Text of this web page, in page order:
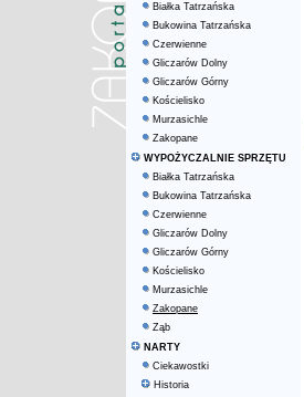
Białka Tatrzańska
Bukowina Tatrzańska
Czerwienne
Gliczarów Dolny
Gliczarów Górny
Kościelisko
Murzasichle
Zakopane
WYPOŻYCZALNIE SPRZĘTU
Białka Tatrzańska
Bukowina Tatrzańska
Czerwienne
Gliczarów Dolny
Gliczarów Górny
Kościelisko
Murzasichle
Zakopane
Ząb
NARTY
Ciekawostki
Historia